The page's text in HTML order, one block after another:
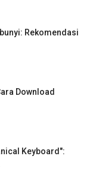
Rekomendasi
Download
Keyboard":